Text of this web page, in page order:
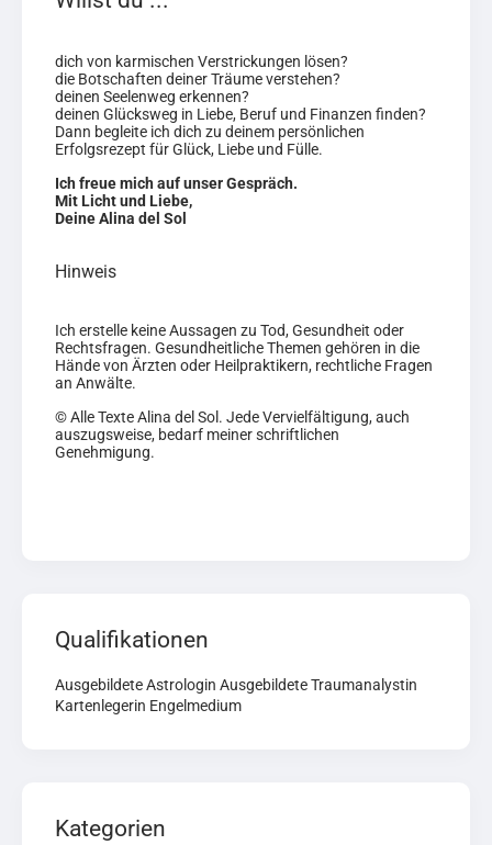
dich von karmischen Verstrickungen lösen?
die Botschaften deiner Träume verstehen?
deinen Seelenweg erkennen?
deinen Glücksweg in Liebe, Beruf und Finanzen finden?
Dann begleite ich dich zu deinem persönlichen
Erfolgsrezept für Glück, Liebe und Fülle.
Ich freue mich auf unser Gespräch.
Mit Licht und Liebe,
Deine Alina del Sol
Hinweis
Ich erstelle keine Aussagen zu Tod, Gesundheit oder
Rechtsfragen. Gesundheitliche Themen gehören in die
Hände von Ärzten oder Heilpraktikern, rechtliche Fragen
an Anwälte.
© Alle Texte Alina del Sol. Jede Vervielfältigung, auch
auszugsweise, bedarf meiner schriftlichen
Genehmigung.
Qualifikationen
Ausgebildete Astrologin Ausgebildete Traumanalystin
Kartenlegerin Engelmedium
Kategorien